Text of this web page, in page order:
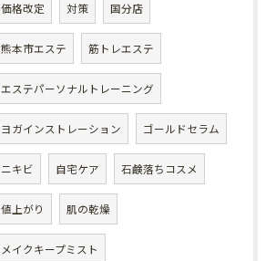
価格改定 対策 国分店
熊本市エステ 筋トレエステ
エステパーソナルトレーニング
ヨガインストレーション ゴールドセラム
ニキビ 自宅ケア 石鹸落ちコスメ
値上がり 肌の乾燥
メイクキープミスト